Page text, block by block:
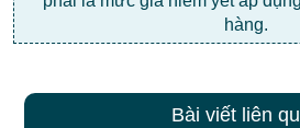
hàng.
Bài viết liên